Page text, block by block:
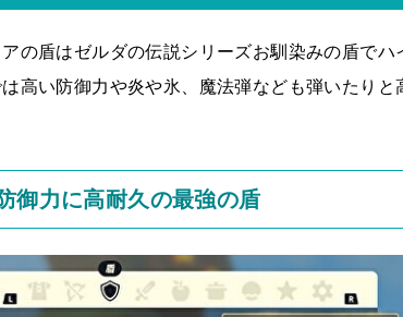
の盾はゼルダの伝説シリーズお馴染みの盾で
高い防御力や炎や氷、魔法弾なども弾いたりと
御力に高耐久の最強の盾